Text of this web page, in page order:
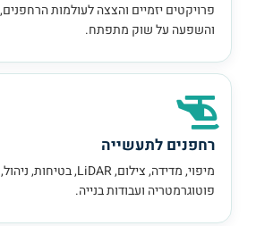
פרויקטים יזמיים והצצה לעולמות
והשפעה על שוק מתפתח.
רחפנים לתעשייה
פוטוגרמטריה ועבודות בנייה.